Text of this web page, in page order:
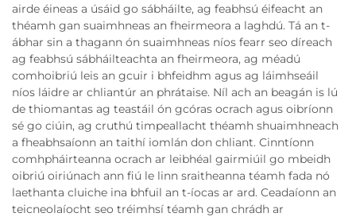
airde éineas a úsáid go sábháilte, ag feabhsú éifeacht an
théamh gan suaimhneas an fheirmeora a laghdú. Tá an t-
ábhar sin a thagann ón suaimhneas níos fearr seo díreach
ag feabhsú sábháilteachta an fheirmeora, ag méadú
comhoibriú leis an gcuir i bhfeidhm agus ag láimhseáil
níos láidre ar chliantúr an phrátaise. Níl ach an beagán is lú
de thiomantas ag teastáil ón gcóras ocrach agus oibríonn
sé go ciúin, ag cruthú timpeallacht théamh shuaimhneach
a fheabhsaíonn an taithí iomlán don chliant. Cinntíonn
comhpháirteanna ocrach ar leibhéal gairmiúil go mbeidh
oibriú oiriúnach ann fiú le linn sraitheanna téamh fada nó
laethanta cluiche ina bhfuil an t-íocas ar ard. Ceadaíonn an
teicneolaíocht seo tréimhsí téamh gan chrádh ar